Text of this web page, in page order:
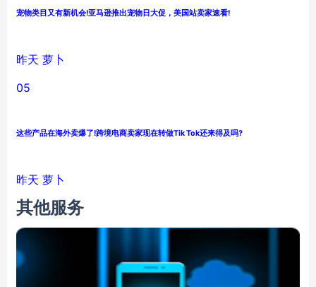
宠物类目又有新机会!亚马逊推出宠物日大促，美国站卖家速看!
昨天 萝卜
05
这些产品在海外卖爆了!跨境电商卖家现在转做Tik Tok还来得及吗?
昨天 萝卜
其他服务